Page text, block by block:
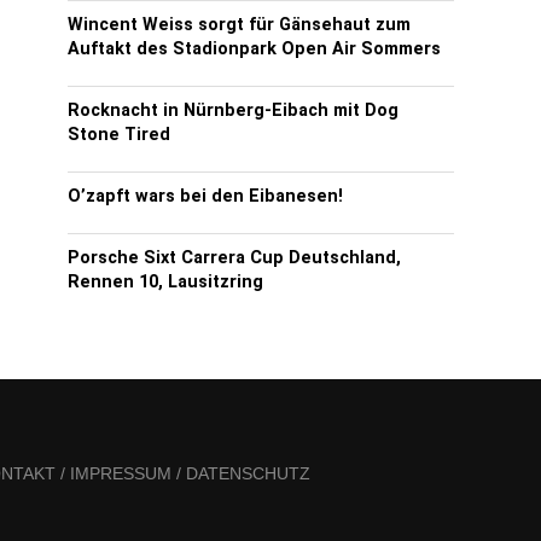
Wincent Weiss sorgt für Gänsehaut zum
Auftakt des Stadionpark Open Air Sommers
Rocknacht in Nürnberg-Eibach mit Dog
Stone Tired
O’zapft wars bei den Eibanesen!
Porsche Sixt Carrera Cup Deutschland,
Rennen 10, Lausitzring
/ IMPRESSUM / DATENSCHUTZ